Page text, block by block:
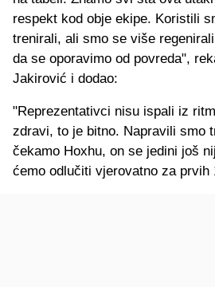
respekt kod obje ekipe. Koristili
trenirali, ali smo se više
da se oporavimo od povreda",
Jakirović i dodao:
"Reprezentativci nisu ispali iz
zdravi, to je bitno. Napravili smo
čekamo Hoxhu, on se jedini još
ćemo odlučiti vjerovatno za prvih